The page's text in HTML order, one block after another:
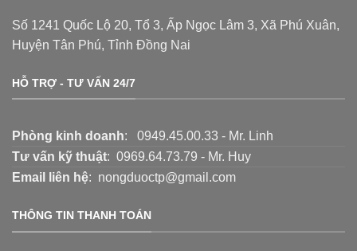
Số 1241 Quốc Lộ 20, Tổ 3, Ấp Ngọc Lâm 3, Xã Phú Xuân,
Huyện Tân Phú, Tỉnh Đồng Nai
HỖ TRỢ - TƯ VẤN 24/7
Phòng kinh doanh: 0949.45.00.33 - Mr. Linh
Tư vấn kỹ thuật: 0969.64.73.79 - Mr. Huy
Email liên hệ: nongduoctp@gmail.com
THÔNG TIN THANH TOÁN